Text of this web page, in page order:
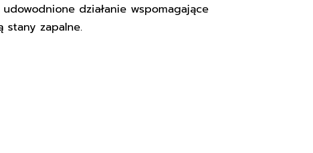
działanie wspomagające
stany zapalne.